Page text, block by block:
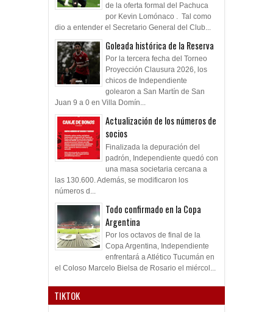
de la oferta formal del Pachuca
por Kevin Lomónaco . Tal como
dio a entender el Secretario General del Club...
Goleada histórica de la Reserva
Por la tercera fecha del Torneo
Proyección Clausura 2026, los
chicos de Independiente
golearon a San Martín de San
Juan 9 a 0 en Villa Domín...
Actualización de los números de
socios
Finalizada la depuración del
padrón, Independiente quedó con
una masa societaria cercana a
las 130.600. Además, se modificaron los
números d...
Todo confirmado en la Copa
Argentina
Por los octavos de final de la
Copa Argentina, Independiente
enfrentará a Atlético Tucumán en
el Coloso Marcelo Bielsa de Rosario el miércol...
TIKTOK